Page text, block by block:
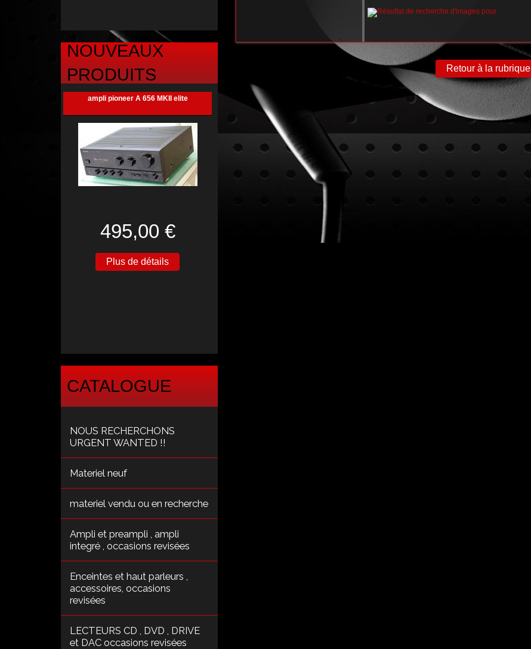
NOUVEAUX
PRODUITS
ampli pioneer A 656 MKII elite
495,00 €
Plus de détails
CATALOGUE
NOUS RECHERCHONS
URGENT WANTED !!
Materiel neuf
materiel vendu ou en recherche
Ampli et preampli , ampli
integré , occasions revisées
Enceintes et haut parleurs ,
accessoires, occasions
revisées
LECTEURS CD , DVD , DRIVE
et DAC occasions revisées
Retour à la rubrique